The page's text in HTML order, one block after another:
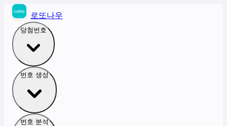
로또나우
당첨번호
번호 생성
번호 분석